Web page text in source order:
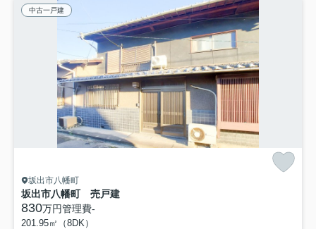
中古一戸建
坂出市八幡町
坂出市八幡町 売戸建
830万円管理費-
201.95㎡（8DK）